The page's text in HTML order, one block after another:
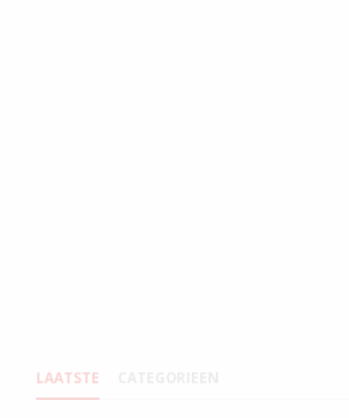
LAATSTE